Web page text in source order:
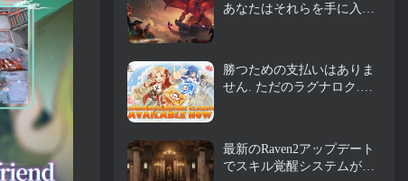
あなたはそれらを手に入れ
くる
勝つための支払いはありま
せん. ただのラグナロク.
最新のRaven2アップデート
でスキル覚醒システムが導